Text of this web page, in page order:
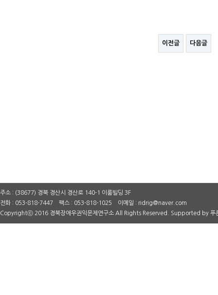
이전글 다음글
주소 : (38677) 경북 경산시 경산로 140-1 이룸빌딩 3F
전화 : 053-818-7447 팩스 : 053-818-1025 이메일 : ridrig@naver.com
Copyrightⓒ 2016 경북장애우권익문제연구소 All Rights Reserved. Supported by 푸